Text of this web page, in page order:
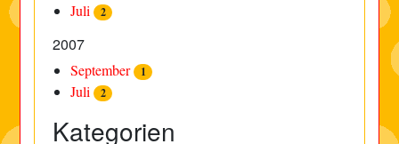
Juli 2
2007
September 1
Juli 2
Kategorien